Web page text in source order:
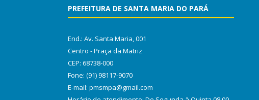
PREFEITURA DE SANTA MARIA DO PARÁ
End.: Av. Santa Maria, 001
Centro - Praça da Matriz
CEP: 68738-000
Fone: (91) 98117-9070
E-mail: pmsmpa@gmail.com